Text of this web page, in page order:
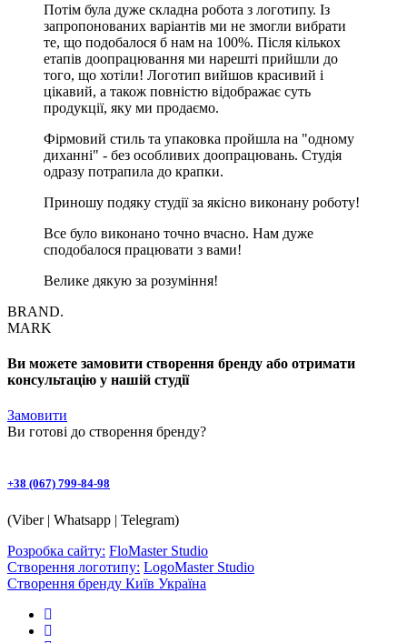
Потім була дуже складна робота з логотипу. Із
запропонованих варіантів ми не змогли вибрати
те, що подобалося б нам на 100%. Після кількох
етапів доопрацювання ми нарешті прийшли до
того, що хотіли! Логотип вийшов красивий і
цікавий, а також повністю відображає суть
продукції, яку ми продаємо.
Фірмовий стиль та упаковка пройшла на "одному
диханні" - без особливих доопрацювань. Студія
одразу потрапила до крапки.
Приношу подяку студії за якісно виконану роботу!
Все було виконано точно вчасно. Нам дуже
сподобалося працювати з вами!
Велике дякую за розуміння!
BRAND.
MARK
Ви можете замовити створення бренду або отримати
консультацію у нашій студії
Замовити
Ви готові до створення бренду?
+38 (067) 799-84-98
(Viber | Whatsapp | Telegram)
Розробка сайту: FloMaster Studio
Створення логотипу: LogoMaster Studio
Створення бренду Київ Україна